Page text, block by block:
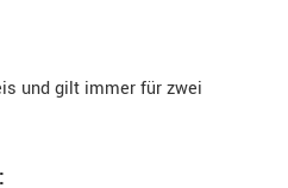
und gilt immer für zwei